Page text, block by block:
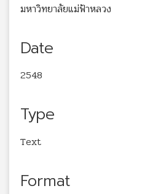
มหาวิทยาลัยแม่ฟ้าหลวง
Date
2548
Type
Text
Format